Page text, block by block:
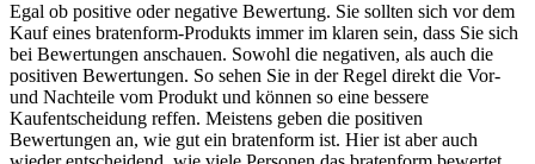
Egal ob positive oder negative Bewertung. Sie sollten sich vor dem
Kauf eines bratenform-Produkts immer im klaren sein, dass Sie sich
bei Bewertungen anschauen. Sowohl die negativen, als auch die
positiven Bewertungen. So sehen Sie in der Regel direkt die Vor-
und Nachteile vom Produkt und können so eine bessere
Kaufentscheidung reffen. Meistens geben die positiven
Bewertungen an, wie gut ein bratenform ist. Hier ist aber auch